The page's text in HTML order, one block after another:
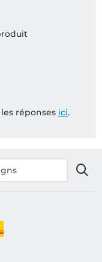
réponses ici.